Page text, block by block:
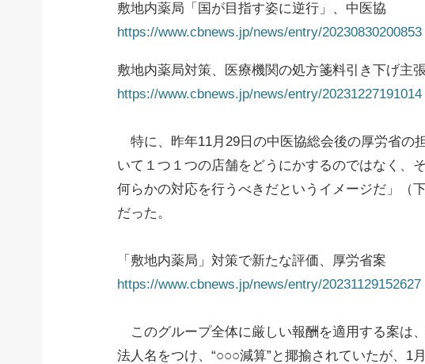
敷地内薬局「国が目指す姿に逆行」、中医協
https://www.cbnews.jp/news/entry/20230830200853
敷地内薬局対策、医療機関の処方箋料引き下げ主
https://www.cbnews.jp/news/entry/20231227191014
特に、昨年11月29日の中医協総会後の厚労省の
いて１つ１つの店舗をどうにかするのではなく、
何らかの対応を行うべきだというイメージだ」（
だった。
「敷地内薬局」対策で新たな評価、厚労省案
https://www.cbnews.jp/news/entry/20231129152627
このグループ全体に厳しい報酬を適用する案は
法人名をつけ、“○○○減算”と揶揄されていたが、1